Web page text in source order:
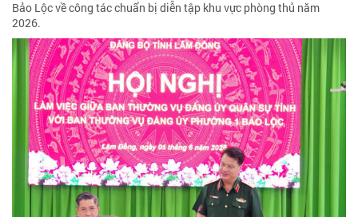
Bảo Lộc về công tác chuẩn bị diễn tập khu vực phòng thủ năm
2026.